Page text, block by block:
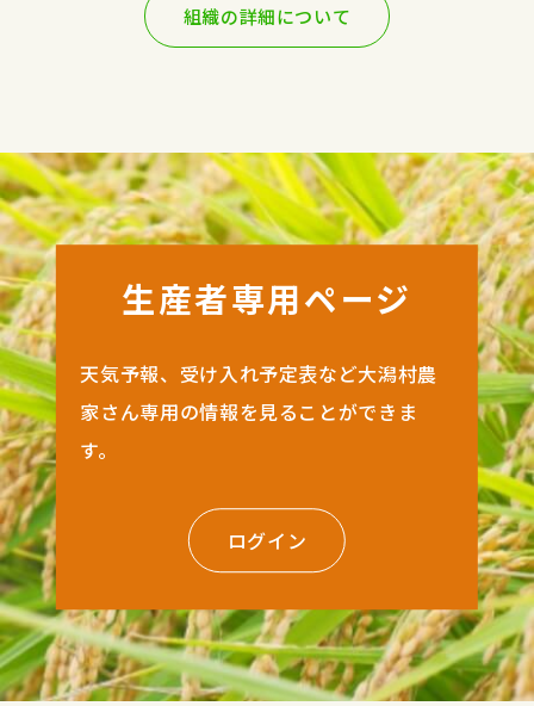
組織の詳細について
生産者専用ページ
天気予報、受け入れ予定表など大潟村農
家さん専用の情報を見ることができま
す。
ログイン